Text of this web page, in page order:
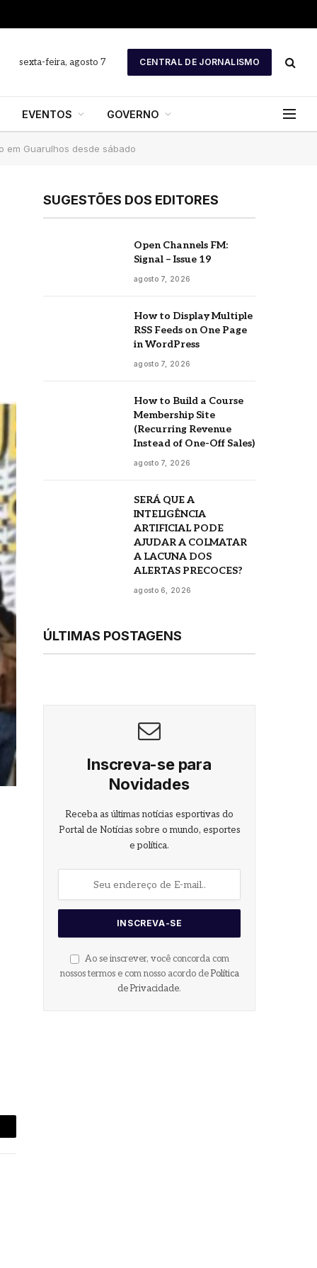
sexta-feira, agosto 7 CENTRAL DE JORNALISMO
EVENTOS GOVERNO
em Guarulhos desde sábado
SUGESTÕES DOS EDITORES
Open Channels FM:
Signal – Issue 19
agosto 7, 2026
How to Display Multiple
RSS Feeds on One Page
in WordPress
agosto 7, 2026
How to Build a Course
Membership Site
(Recurring Revenue
Instead of One-Off Sales)
agosto 7, 2026
SERÁ QUE A
INTELIGÊNCIA
ARTIFICIAL PODE
AJUDAR A COLMATAR
A LACUNA DOS
ALERTAS PRECOCES?
agosto 6, 2026
ÚLTIMAS POSTAGENS
Inscreva-se para
Novidades
Receba as últimas notícias esportivas do
Portal de Notícias sobre o mundo, esportes
e política.
Ao se inscrever, você concorda com
nossos termos e com nosso acordo de Política
de Privacidade.